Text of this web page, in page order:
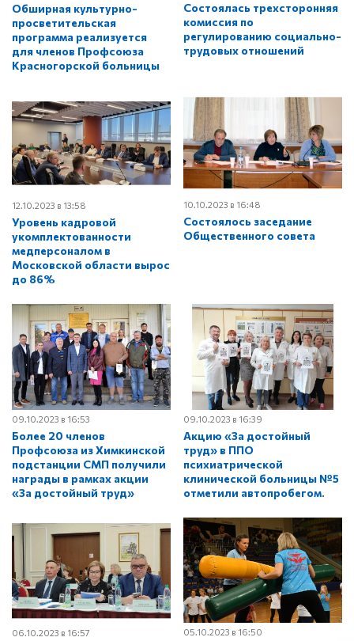
Обширная культурно-
просветительская
программа реализуется
для членов Профсоюза
Красногорской больницы
Состоялась трехсторонняя
комиссия по
регулированию социально-
трудовых отношений
12.10.2023 в 13:58
Уровень кадровой
укомплектованности
медперсоналом в
Московской области вырос
до 86%
10.10.2023 в 16:48
Cостоялось заседание
Общественного совета
09.10.2023 в 16:53
Более 20 членов
Профсоюза из Химкинской
подстанции СМП получили
награды в рамках акции
«За достойный труд»
09.10.2023 в 16:39
Акцию «За достойный
труд» в ППО
психиатрической
клинической больницы №5
отметили автопробегом.
06.10.2023 в 16:57 05.10.2023 в 16:50